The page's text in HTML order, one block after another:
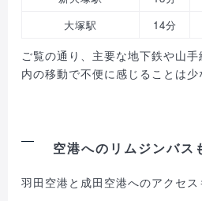
大塚駅
14分
ご覧の通り、主要な地下鉄や山
内の移動で不便に感じることは少
空港へのリムジンバス
羽田空港と成田空港へのアクセス